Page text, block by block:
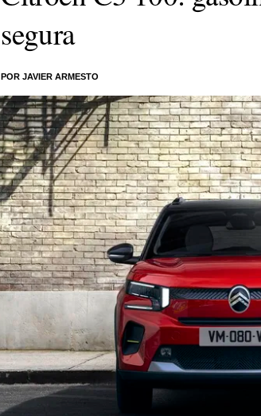
segura
POR JAVIER ARMESTO